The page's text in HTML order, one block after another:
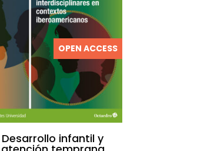
OPEN ACCESS
Desarrollo infantil y